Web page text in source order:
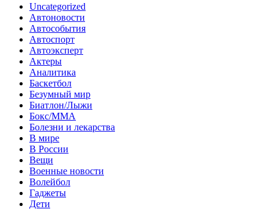
Uncategorized
Автоновости
Автособытия
Автоспорт
Автоэксперт
Актеры
Аналитика
Баскетбол
Безумный мир
Биатлон/Лыжи
Бокс/MMA
Болезни и лекарства
В мире
В России
Вещи
Военные новости
Волейбол
Гаджеты
Дети